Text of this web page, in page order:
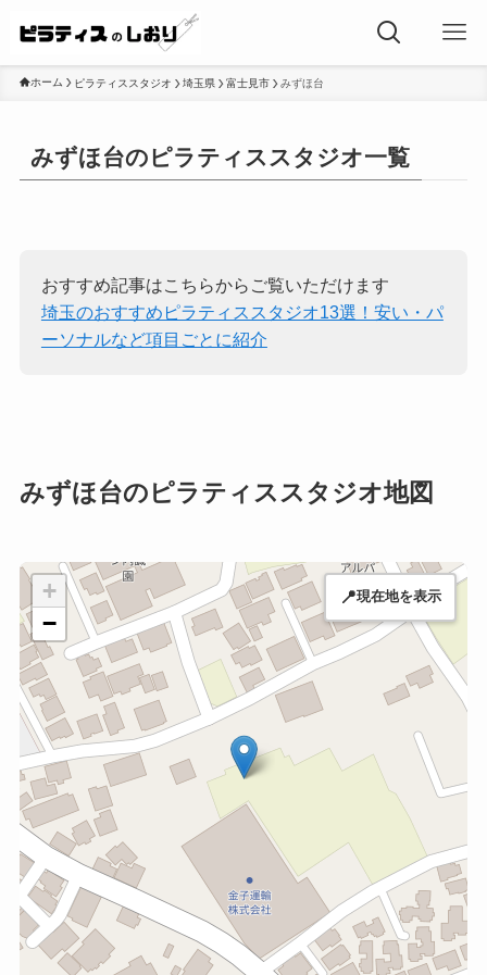
ホーム ピラティススタジオ 埼玉県 富士見市 みずほ台
みずほ台のピラティススタジオ一覧
おすすめ記事はこちらからご覧いただけます
埼玉のおすすめピラティススタジオ13選！安い・パ
ーソナルなど項目ごとに紹介
みずほ台のピラティススタジオ地図
+
−
📍現在地を表示